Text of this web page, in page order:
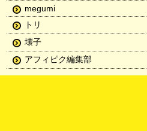
megumi
トリ
壊子
アフィピク編集部